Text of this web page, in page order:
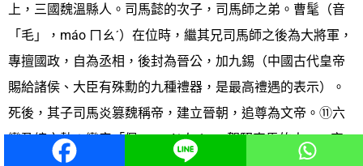
上，三國魏溫縣人。司馬懿的次子，司馬師之弟。曹髦（音
「毛」，máo ㄇㄠˊ）在位時，繼其兄司馬師之後為大將軍，
專擅國政，自為丞相，後封為晉公，加九錫（中國古代皇帝
賜給諸侯、大臣有殊勳的九種禮器，是最高禮遇的表示）。
死後，其子司馬炎篡魏稱帝，建立晉朝，追尊為文帝。⑪六
轡盈縮之勢：轡音「佩」，pèi ㄆㄟˋ。駕馭車馬的人，一定